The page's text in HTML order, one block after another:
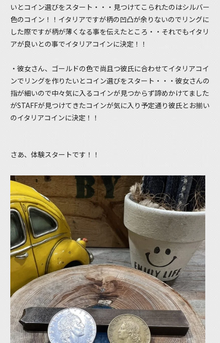
いとコイン選びをスタート・・・見つけてこられたのはシルバー
色のコイン！！イタリアですが柄の凹凸が余りないのでリングに
した際ですが柄が薄くなる事を伝えたところ・・それでもイタリ
アが良いとの事でイタリアコインに決定！！
・彼女さん、ゴールドの色で尚且つ彼氏に合わせてイタリアコイ
ンでリングを作りたいとコイン選びをスタート・・・彼女さんの
指が細いので中々気に入るコインが見つからず諦めかけてました
がSTAFFが見つけてきたコインが気に入り予定通り彼氏とお揃い
のイタリアコインに決定！！
さあ、体験スタートです！！